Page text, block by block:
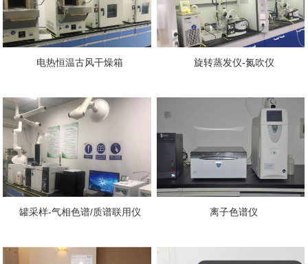
电热恒温古风干燥箱 旋转蒸发仪-氮吹仪
罐采样-气相色谱/质谱联用仪 离子色谱仪